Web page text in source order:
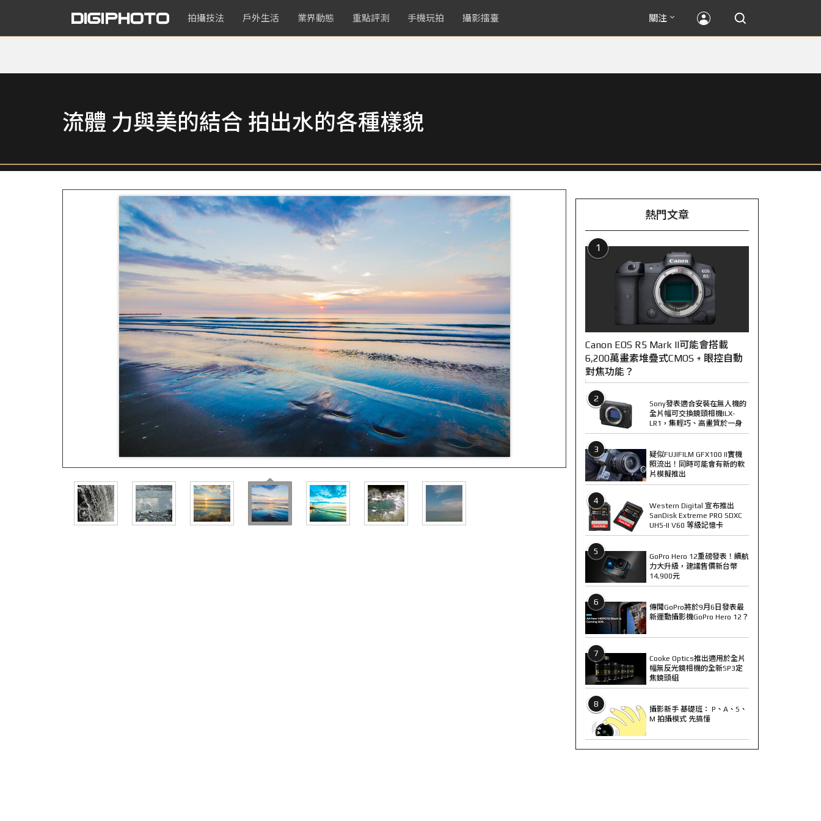
拍攝技法 戶外生活 業界動態 重點評測 手機玩拍 攝影擂臺 關注
流體 力與美的結合 拍出水的各種樣貌
熱門文章
1
Canon EOS R5 Mark II可能會搭載
6,200萬畫素堆疊式CMOS + 眼控自動
對焦功能？
2
Sony發表適合安裝在無人機的
全片幅可交換鏡頭相機ILX-
LR1，集輕巧、高畫質於一身
3
疑似FUJIFILM GFX100 II實機
照流出！同時可能會有新的軟
片模擬推出
4
Western Digital 宣布推出
SanDisk Extreme PRO SDXC
UHS-II V60 等級記憶卡
5
GoPro Hero 12重磅發表！續航
力大升級，建議售價新台幣
14,900元
6
傳聞GoPro將於9月6日發表最
新運動攝影機GoPro Hero 12？
7
Cooke Optics推出適用於全片
幅無反光鏡相機的全新SP3定
焦鏡頭組
8
攝影新手 基礎班： P、A、S、
M 拍攝模式 先搞懂